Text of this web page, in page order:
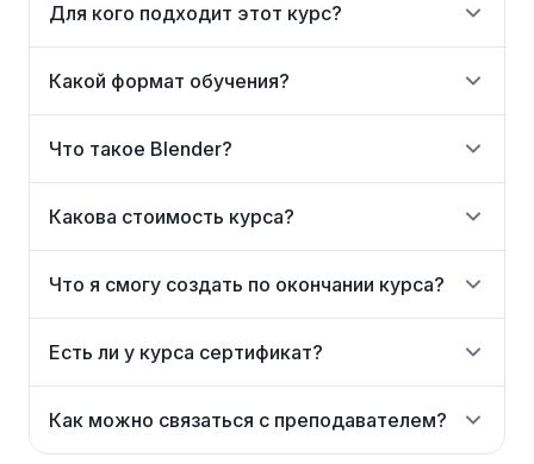
Для кого подходит этот курс?
Какой формат обучения?
Что такое Blender?
Какова стоимость курса?
Что я смогу создать по окончании курса?
Есть ли у курса сертификат?
Как можно связаться с преподавателем?